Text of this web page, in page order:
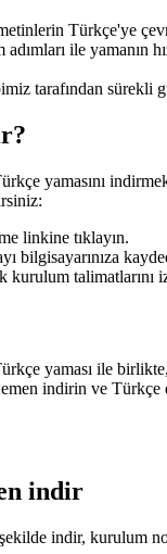
Türkçe'ye
ile yamanın
tarafından sürekli
yamasını
linkine tıklayın.
bilgisayarınıza
kurulum talimatlarını
yaması ile
indirin ve Türkçe
indir
indir, kurulum